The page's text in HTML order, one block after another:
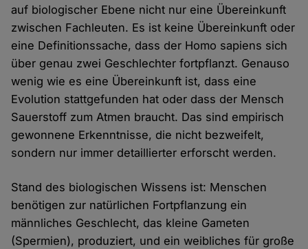
auf biologischer Ebene nicht nur eine Übereinkunft
zwischen Fachleuten. Es ist keine Übereinkunft oder
eine Definitionssache, dass der Homo sapiens sich
über genau zwei Geschlechter fortpflanzt. Genauso
wenig wie es eine Übereinkunft ist, dass eine
Evolution stattgefunden hat oder dass der Mensch
Sauerstoff zum Atmen braucht. Das sind empirisch
gewonnene Erkenntnisse, die nicht bezweifelt,
sondern nur immer detaillierter erforscht werden.
Stand des biologischen Wissens ist: Menschen
benötigen zur natürlichen Fortpflanzung ein
männliches Geschlecht, das kleine Gameten
(Spermien), produziert, und ein weibliches für große